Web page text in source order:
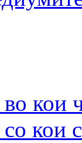
кои
кои